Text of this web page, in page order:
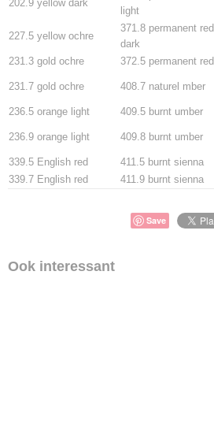
202.9 yellow dark
light
227.5 yellow ochre
371.8 permanent red
dark
231.3 gold ochre 372.5 permanent red
231.7 gold ochre 408.7 naturel mber
236.5 orange light
409.5 burnt umber
236.9 orange light 409.8 burnt umber
339.5 English red
411.5 burnt sienna
339.7 English red
411.9 burnt sienna
Save
Ook interessant